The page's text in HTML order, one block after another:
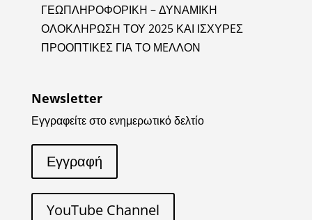
ΓΕΩΠΛΗΡΟΦΟΡΙΚH – ΔΥΝΑΜΙΚH
ΟΛΟΚΛHΡΩΣΗ ΤΟΥ 2025 ΚΑΙ ΙΣΧΥΡEΣ
ΠΡΟΟΠΤΙΚEΣ ΓΙΑ ΤΟ ΜEΛΛΟΝ
Newsletter
Εγγραφείτε στο ενημερωτικό δελτίο
Εγγραφή
YouTube Channel